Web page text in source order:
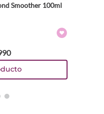
Smoother 100ml